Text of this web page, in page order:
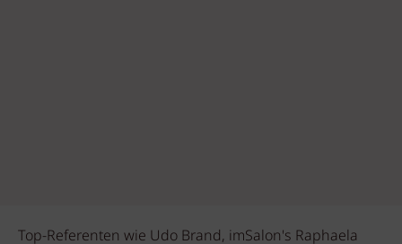
Top-Referenten wie Udo Brand, imSalon's Raphaela